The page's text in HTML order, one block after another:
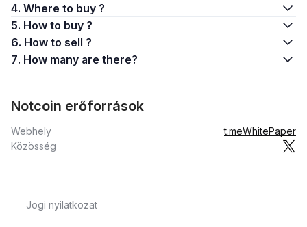
4. Where to buy ?
5. How to buy ?
6. How to sell ?
7. How many are there?
Notcoin erőforrások
Webhely t.meWhitePaper
Közösség
Jogi nyilatkozat